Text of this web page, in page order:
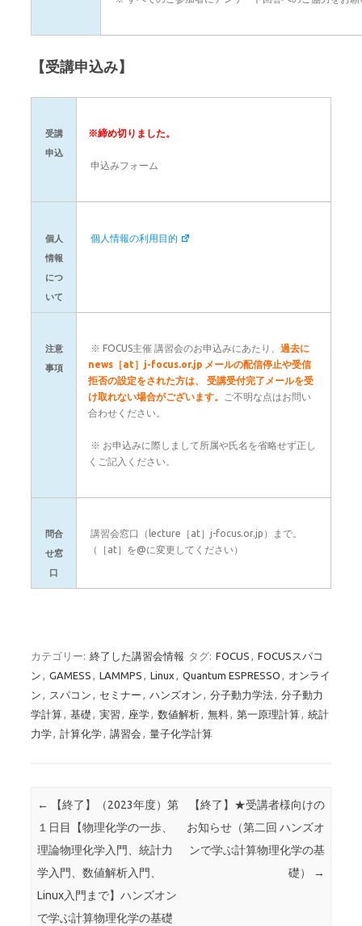
【受講申込み】
受講
申込
※締め切りました。
申込みフォーム
個人
情報
につ
いて
個人情報の利用目的
注意
事項
※ FOCUS主催 講習会のお申込みにあたり、 過去に
news［at］j-focus.or.jp メールの配信停止や受信
拒否の設定をされた方は、
受講受付完了メールを受
け取れない場合がございます。
ご不明な点はお問い
合わせください。
※ お申込みに際しまして所属や氏名を省略せず正し
くご記入ください。
問合
せ窓
口
講習会窓口（lecture［at］j-focus.or.jp）まで。
（［at］を@に変更してください）
カテゴリー: 終了した講習会情報 タグ: FOCUS , FOCUSスパコ
ン , GAMESS , LAMMPS , Linux , Quantum ESPRESSO , オンライ
ン , スパコン , セミナー , ハンズオン , 分子動力学法, 分子動力
学計算, 基礎 , 実習 , 座学, 数値解析, 無料, 第一原理計算, 統計
力学, 計算化学, 講習会 , 量子化学計算
投稿ナビゲーション
←
【終了】（2023年度）第
１日目【物理化学の一歩、
理論物理化学入門、統計力
学入門、数値解析入門、
Linux入門まで】ハンズオン
で学ぶ計算物理化学の基礎
【終了】★受講者様向けの
お知らせ（第二回 ハンズオ
ンで学ぶ計算物理化学の基
礎）
→